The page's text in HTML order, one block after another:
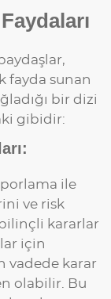
fayda sunan
bir dizi
gibidir:
ile
ve risk
kararlar
için
vadede karar
olabilir. Bu